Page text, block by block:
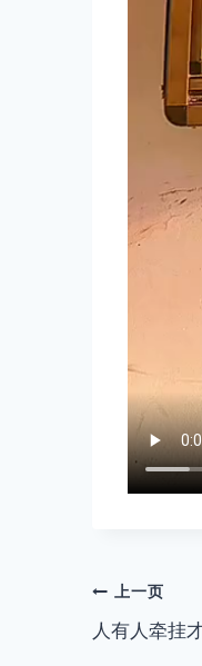
文
章
上一页
人有人牵挂